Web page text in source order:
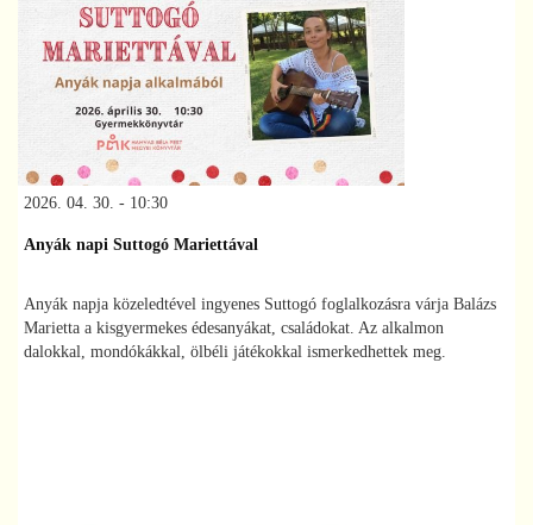
2026. 04. 30. - 10:30
Anyák napi Suttogó Mariettával
Anyák napja közeledtével ingyenes Suttogó foglalkozásra várja Balázs
Marietta a kisgyermekes édesanyákat, családokat. Az alkalmon
dalokkal, mondókákkal, ölbéli játékokkal ismerkedhettek meg.